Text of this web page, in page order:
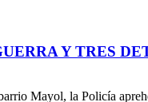
Y TRES
Mayol, la Policía